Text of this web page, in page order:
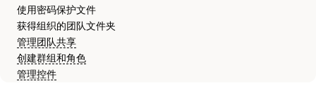
使用密码保护文件
获得组织的团队文件夹
管理团队共享
创建群组和角色
管理控件